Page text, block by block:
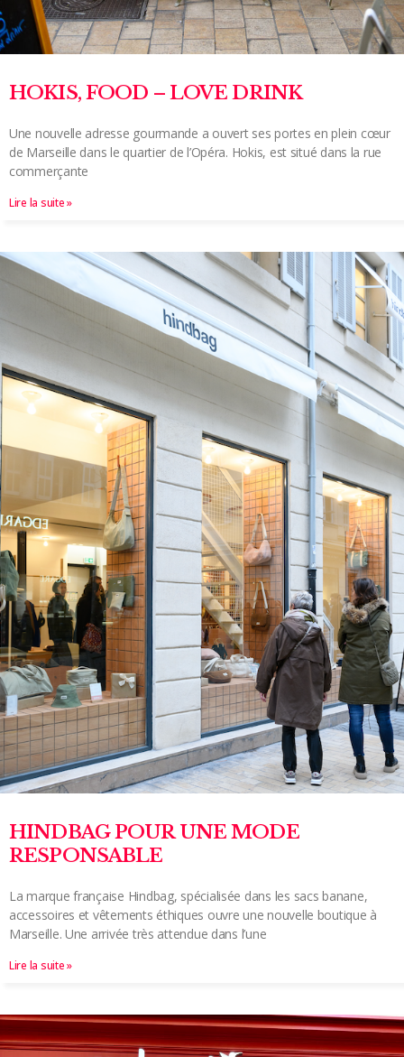
HOKIS, FOOD – LOVE DRINK
Une nouvelle adresse gourmande a ouvert ses portes en plein cœur
de Marseille dans le quartier de l’Opéra. Hokis, est situé dans la rue
commerçante
Lire la suite »
HINDBAG POUR UNE MODE
RESPONSABLE
La marque française Hindbag, spécialisée dans les sacs banane,
accessoires et vêtements éthiques ouvre une nouvelle boutique à
Marseille. Une arrivée très attendue dans l’une
Lire la suite »